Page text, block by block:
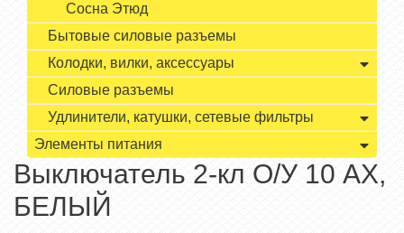
Сосна Этюд
Бытовые силовые разъемы
Колодки, вилки, аксессуары
Силовые разъемы
Удлинители, катушки, сетевые фильтры
Элементы питания
Выключатель 2-кл О/У 10 АХ,
БЕЛЫЙ